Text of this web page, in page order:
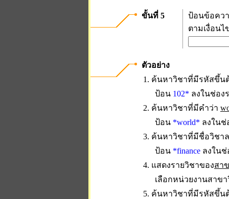
ขั้นที่ 5
ป้อนข้อคว
ตามเงื่อนไ
ตัวอย่าง
1. ค้นหาวิชาที่มีรหัสขึ้น
ป้อน 102* ลงในช่อง
2. ค้นหาวิชาที่มีคำว่า
ป้อน *world* ลงในช่
3. ค้นหาวิชาที่มีชื่อวิชา
ป้อน *finance ลงใน
4. แสดงรายวิชาของสา
เลือกหน่วยงานสาข
5. ค้นหาวิชาที่มีรหัสขึ้น